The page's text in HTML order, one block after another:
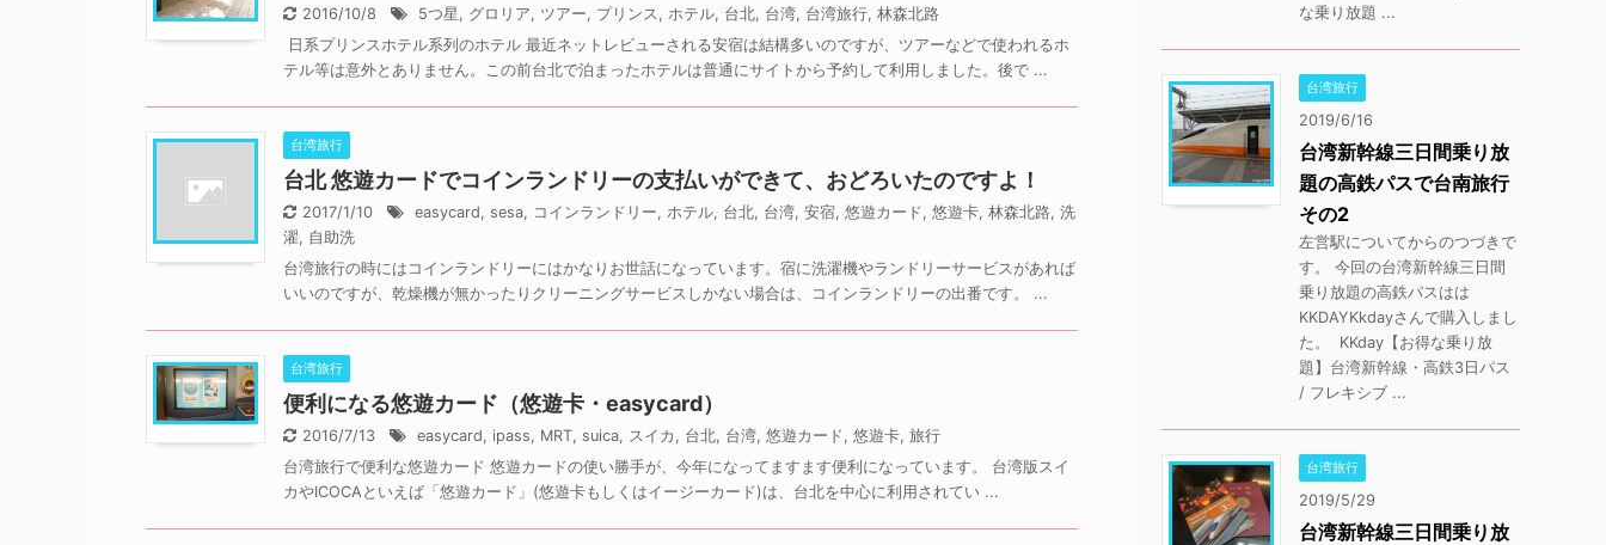
2016/10/8 5つ星, グロリア, ツアー, プリンス, ホテル, 台北, 台湾, 台湾旅行, 林森北路
日系プリンスホテル系列のホテル 最近ネットレビューされる安宿は結構多いのですが、ツアーなどで使われるホ
テル等は意外とありません。この前台北で泊まったホテルは普通にサイトから予約して利用しました。後で ...
台湾旅行
台北 悠遊カードでコインランドリーの支払いができて、おどろいたのですよ！
2017/1/10 easycard, sesa, コインランドリー, ホテル, 台北, 台湾, 安宿, 悠遊カード, 悠遊卡, 林森北路, 洗
濯, 自助洗
台湾旅行の時にはコインランドリーにはかなりお世話になっています。宿に洗濯機やランドリーサービスがあれば
いいのですが、乾燥機が無かったりクリーニングサービスしかない場合は、コインランドリーの出番です。 ...
台湾旅行
便利になる悠遊カード（悠遊卡・easycard）
2016/7/13 easycard, ipass, MRT, suica, スイカ , 台北, 台湾, 悠遊カード, 悠遊卡, 旅行
台湾旅行で便利な悠遊カード 悠遊カードの使い勝手が、今年になってますます便利になっています。 台湾版スイ
カやICOCAといえば「悠遊カード」(悠遊卡もしくはイージーカード)は、台北を中心に利用されてい ...
な乗り放題 ...
台湾旅行
2019/6/16
台湾新幹線三日間乗り放
題の高鉄パスで台南旅行
その2
左営駅についてからのつづきで
す。 今回の台湾新幹線三日間
乗り放題の高鉄パスはは
KKDAYKkdayさんで購入しまし
た。 KKday【お得な乗り放
題】台湾新幹線・高鉄3日パス
/ フレキシブ ...
台湾旅行
2019/5/29
台湾新幹線三日間乗り放